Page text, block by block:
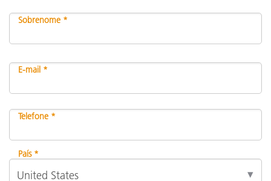
Sobrenome *
E-mail *
Telefone *
País *